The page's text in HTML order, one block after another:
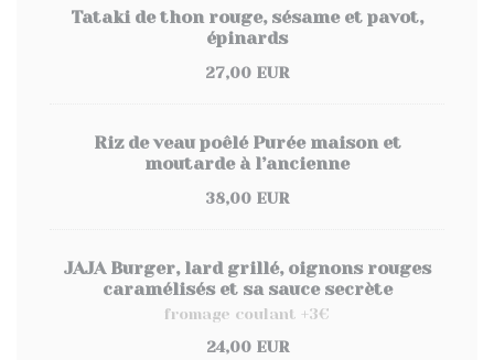
Tataki de thon rouge, sésame et pavot,
épinards
27,00 EUR
Riz de veau poêlé Purée maison et
moutarde à l’ancienne
38,00 EUR
JAJA Burger, lard grillé, oignons rouges
caramélisés et sa sauce secrète
fromage coulant +3€
24,00 EUR